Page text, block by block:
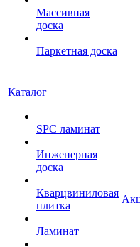
Массивная
доска
Паркетная доска
Каталог
SPC ламинат
Инженерная
доска
Кварцвиниловая
плитка
Ламинат